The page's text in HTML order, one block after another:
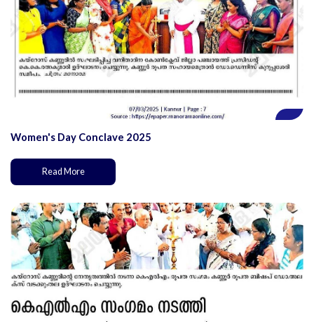
Women's Day Conclave 2025
Read More